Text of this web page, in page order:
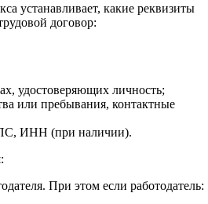
устанавливает, какие реквизиты
договор:
удостоверяющих личность;
или пребывания, контактные
ИНН (при наличии).
При этом если работодатель: